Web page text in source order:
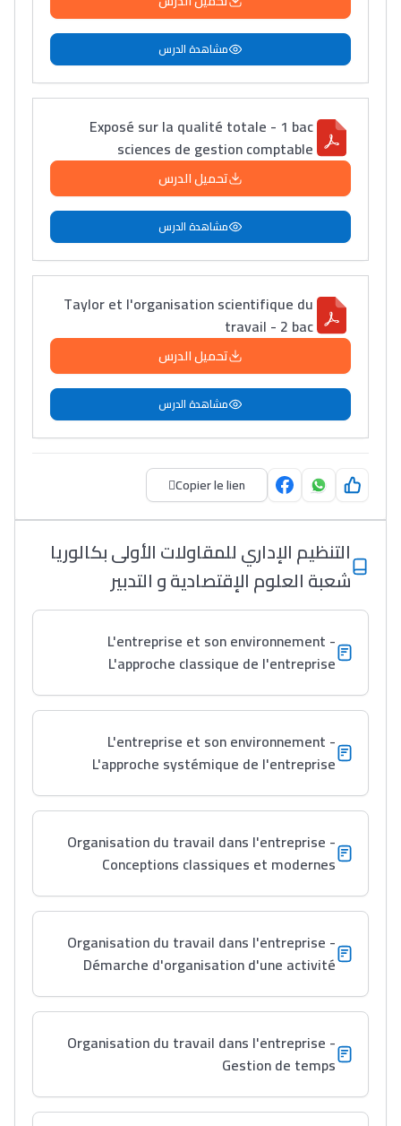
Collège au Maroc
التعليم الثانوي الإعدادي
Post-Bac
+ de 78 Sujets
Interviews/Vidéos
+ de 89 Interviews/Vidéos
دليل المهن
دليل التوجيه
التوجيه بالثانوي و الإعدادي
باش تقدر تساعد الناس
يلقاو التوازن من الدّاخل
ومن الخارج، بشرى
أمسكين بنات مسارها
خطوة بخطوة - مترجم
تقويم البصر مع المختصّة
مريم الزواكي
المبدع فمجال الديكور و
النحت اللي كيحلم يحيي
أكادير أوفلا
مشاهدة الدرس
Exposé sur la qualité totale - 1 bac
sciences de gestion comptable
تحميل الدرس
مشاهدة الدرس
Taylor et l'organisation scientifique du
travail - 2 bac
تحميل الدرس
مشاهدة الدرس
Copier le lien
التنظيم الإداري للمقاولات الأولى بكالوريا
شعبة العلوم الإقتصادية و التدبير
L'entreprise et son environnement -
L'approche classique de l'entreprise
L'entreprise et son environnement -
L'approche systémique de l'entreprise
Organisation du travail dans l'entreprise -
Conceptions classiques et modernes
Organisation du travail dans l'entreprise -
Démarche d'organisation d'une activité
Organisation du travail dans l'entreprise -
Gestion de temps